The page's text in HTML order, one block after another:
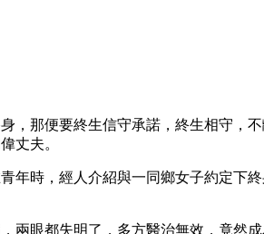
，那便要終生信守承諾，終生相守，
丈夫。
年時，經人介紹與一同鄉女子約定下
兩眼都失明了，多方醫治無效，竟然